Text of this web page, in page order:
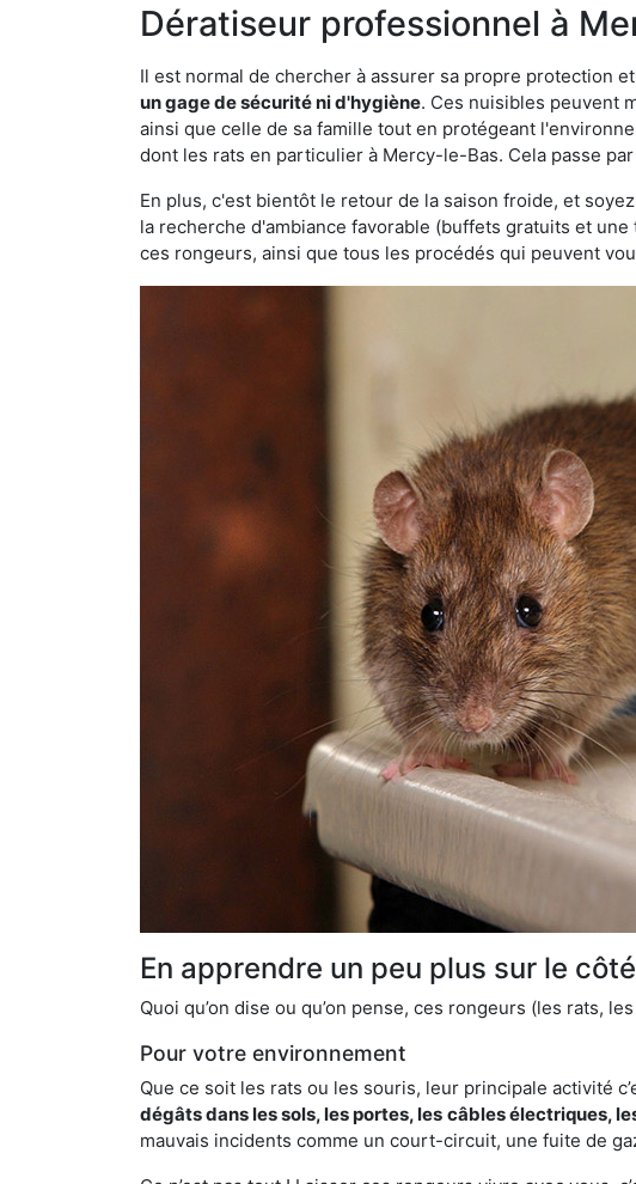
Dératiseur professionnel à
Il est normal de chercher à assurer sa propre protection
un gage de sécurité ni d'hygiène. Ces nuisibles peuvent
ainsi que celle de sa famille tout en protégeant
dont les rats en particulier à Mercy-le-Bas. Cela passe
En plus, c'est bientôt le retour de la saison froide, et
la recherche d'ambiance favorable (buffets gratuits et
ces rongeurs, ainsi que tous les procédés qui peuvent
En apprendre un peu plus sur le
Quoi qu’on dise ou qu’on pense, ces rongeurs (les rats,
Pour votre environnement
Que ce soit les rats ou les souris, leur principale activité
dégâts dans les sols, les portes, les câbles électriques,
mauvais incidents comme un court-circuit, une fuite de